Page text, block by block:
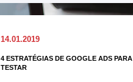
14.01.2019
4 ESTRATÉGIAS DE GOOGLE ADS PARA
TESTAR